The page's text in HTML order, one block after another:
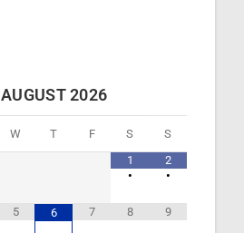
AUGUST 2026
W T F S
S
1
•
2
•
5 6 7 8 9